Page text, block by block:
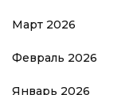
Март 2026
Февраль 2026
Январь 2026